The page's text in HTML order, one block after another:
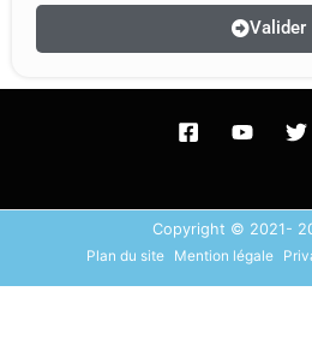
Valider
Copyright © 2021-
Plan du site Mention légale